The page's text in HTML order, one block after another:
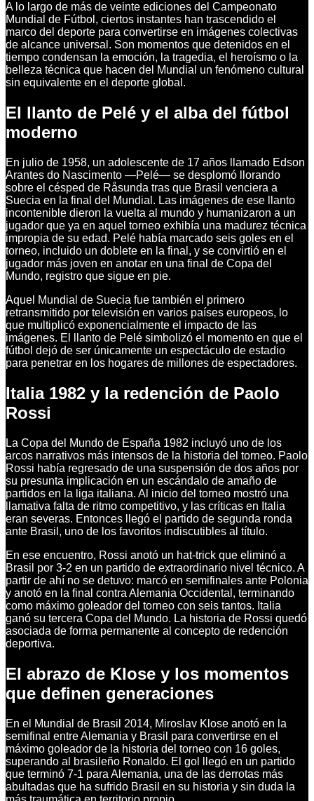
A lo largo de más de veinte ediciones del Campeonato
Mundial de Fútbol, ciertos instantes han trascendido el
marco del deporte para convertirse en imágenes colectivas
de alcance universal. Son momentos que detenidos en el
tiempo condensan la emoción, la tragedia, el heroísmo o la
belleza técnica que hacen del Mundial un fenómeno cultural
sin equivalente en el deporte global.
El llanto de Pelé y el alba del fútbol
moderno
En julio de 1958, un adolescente de 17 años llamado Edson
Arantes do Nascimento —Pelé— se desplomó llorando
sobre el césped de Råsunda tras que Brasil venciera a
Suecia en la final del Mundial. Las imágenes de ese llanto
incontenible dieron la vuelta al mundo y humanizaron a un
jugador que ya en aquel torneo exhibía una madurez técnica
impropia de su edad. Pelé había marcado seis goles en el
torneo, incluido un doblete en la final, y se convirtió en el
jugador más joven en anotar en una final de Copa del
Mundo, registro que sigue en pie.
Aquel Mundial de Suecia fue también el primero
retransmitido por televisión en varios países europeos, lo
que multiplicó exponencialmente el impacto de las
imágenes. El llanto de Pelé simbolizó el momento en que el
fútbol dejó de ser únicamente un espectáculo de estadio
para penetrar en los hogares de millones de espectadores.
Italia 1982 y la redención de Paolo
Rossi
La Copa del Mundo de España 1982 incluyó uno de los
arcos narrativos más intensos de la historia del torneo. Paolo
Rossi había regresado de una suspensión de dos años por
su presunta implicación en un escándalo de amaño de
partidos en la liga italiana. Al inicio del torneo mostró una
llamativa falta de ritmo competitivo, y las críticas en Italia
eran severas. Entonces llegó el partido de segunda ronda
ante Brasil, uno de los favoritos indiscutibles al título.
En ese encuentro, Rossi anotó un hat-trick que eliminó a
Brasil por 3-2 en un partido de extraordinario nivel técnico. A
partir de ahí no se detuvo: marcó en semifinales ante Polonia
y anotó en la final contra Alemania Occidental, terminando
como máximo goleador del torneo con seis tantos. Italia
ganó su tercera Copa del Mundo. La historia de Rossi quedó
asociada de forma permanente al concepto de redención
deportiva.
El abrazo de Klose y los momentos
que definen generaciones
En el Mundial de Brasil 2014, Miroslav Klose anotó en la
semifinal entre Alemania y Brasil para convertirse en el
máximo goleador de la historia del torneo con 16 goles,
superando al brasileño Ronaldo. El gol llegó en un partido
que terminó 7-1 para Alemania, una de las derrotas más
abultadas que ha sufrido Brasil en su historia y sin duda la